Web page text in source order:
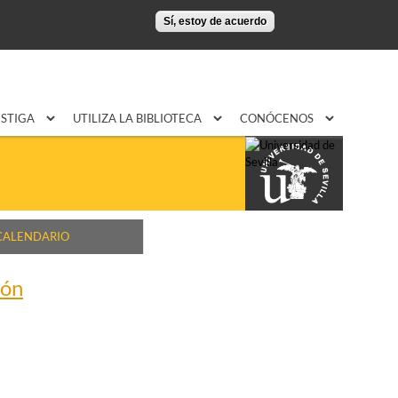
Sí, estoy de acuerdo
UTILIZA LA BIBLIOTECA CONÓCENOS